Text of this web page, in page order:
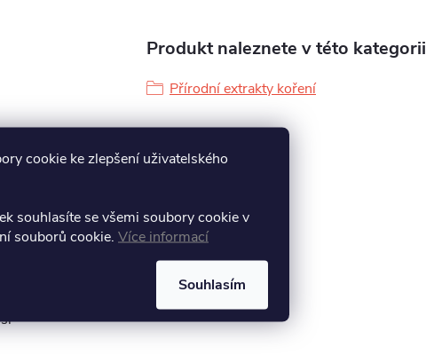
cookie ke zlepšení uživatelského
souhlasíte se všemi soubory cookie v
souborů cookie. Více informací
Souhlasím
Produkt naleznete v této kategorii
Přírodní extrakty koření